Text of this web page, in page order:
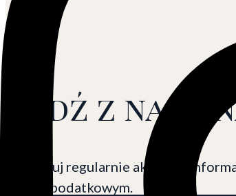
Bądź z nami
Otrzymuj regularnie aktualne
prawie podatkowym.